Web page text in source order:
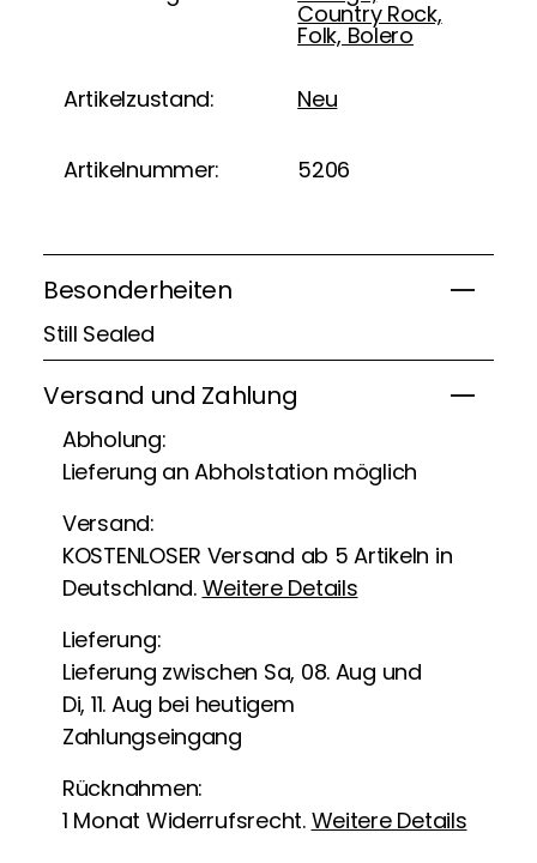
Country Rock,
Folk, Bolero
Artikelzustand: Neu
Artikelnummer: 5206
Besonderheiten
Still Sealed
Versand und Zahlung
Abholung:
Lieferung an Abholstation möglich
Versand:
KOSTENLOSER Versand ab 5 Artikeln in
Deutschland. Weitere Details
Lieferung:
Lieferung zwischen Sa, 08. Aug und
Di, 11. Aug bei heutigem
Zahlungseingang
Rücknahmen:
1 Monat Widerrufsrecht. Weitere Details